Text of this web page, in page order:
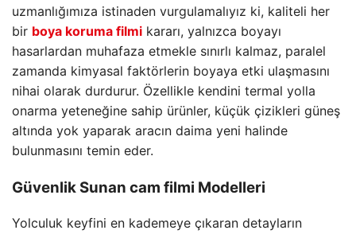
uzmanlığımıza istinaden vurgulamalıyız ki, kaliteli her
bir boya koruma filmi kararı, yalnızca boyayı
hasarlardan muhafaza etmekle sınırlı kalmaz, paralel
zamanda kimyasal faktörlerin boyaya etki ulaşmasını
nihai olarak durdurur. Özellikle kendini termal yolla
onarma yeteneğine sahip ürünler, küçük çizikleri güneş
altında yok yaparak aracın daima yeni halinde
bulunmasını temin eder.
Güvenlik Sunan cam filmi Modelleri
Yolculuk keyfini en kademeye çıkaran detayların